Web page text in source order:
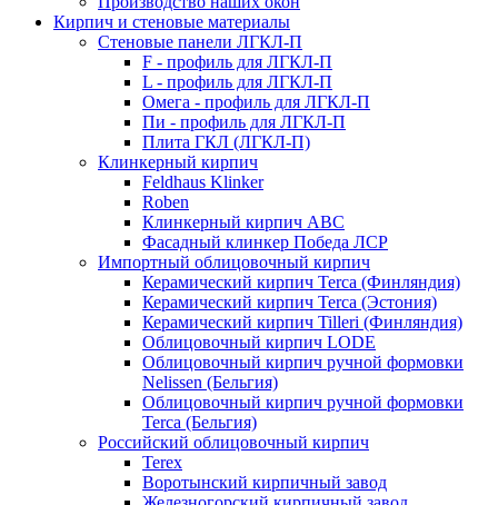
Кирпич и стеновые материалы
Стеновые панели ЛГКЛ-П
F - профиль для ЛГКЛ-П
L - профиль для ЛГКЛ-П
Омега - профиль для ЛГКЛ-П
Пи - профиль для ЛГКЛ-П
Плита ГКЛ (ЛГКЛ-П)
Клинкерный кирпич
Feldhaus Klinker
Roben
Клинкерный кирпич ABC
Фасадный клинкер Победа ЛСР
Импортный облицовочный кирпич
Керамический кирпич Terca (Финляндия)
Керамический кирпич Terca (Эстония)
Керамический кирпич Tilleri (Финляндия)
Облицовочный кирпич LODE
Облицовочный кирпич ручной формовки
Nelissen (Бельгия)
Облицовочный кирпич ручной формовки
Terca (Бельгия)
Российский облицовочный кирпич
Terex
Воротынский кирпичный завод